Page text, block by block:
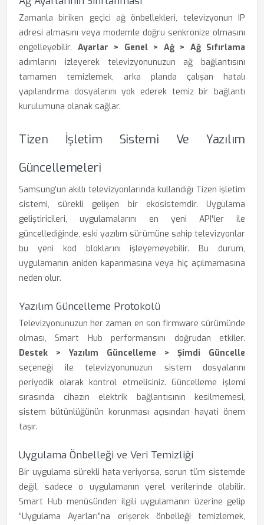
Zamanla biriken geçici ağ önbellekleri, televizyonun IP
adresi almasını veya modemle doğru senkronize olmasını
engelleyebilir. Ayarlar > Genel > Ağ > Ağ Sıfırlama
adımlarını izleyerek televizyonunuzun ağ bağlantısını
tamamen temizlemek, arka planda çalışan hatalı
yapılandırma dosyalarını yok ederek temiz bir bağlantı
kurulumuna olanak sağlar.
Tizen İşletim Sistemi Ve Yazılım
Güncellemeleri
Samsung’un akıllı televizyonlarında kullandığı Tizen işletim
sistemi, sürekli gelişen bir ekosistemdir. Uygulama
geliştiricileri, uygulamalarını en yeni API'ler ile
güncellediğinde, eski yazılım sürümüne sahip televizyonlar
bu yeni kod bloklarını işleyemeyebilir. Bu durum,
uygulamanın aniden kapanmasına veya hiç açılmamasına
neden olur.
Yazılım Güncelleme Protokolü
Televizyonunuzun her zaman en son firmware sürümünde
olması, Smart Hub performansını doğrudan etkiler.
Destek > Yazılım Güncelleme > Şimdi Güncelle
seçeneği ile televizyonunuzun sistem dosyalarını
periyodik olarak kontrol etmelisiniz. Güncelleme işlemi
sırasında cihazın elektrik bağlantısının kesilmemesi,
sistem bütünlüğünün korunması açısından hayati önem
taşır.
Uygulama Önbelleği ve Veri Temizliği
Bir uygulama sürekli hata veriyorsa, sorun tüm sistemde
değil, sadece o uygulamanın yerel verilerinde olabilir.
Smart Hub menüsünden ilgili uygulamanın üzerine gelip
“Uygulama Ayarları”na erişerek önbelleği temizlemek,